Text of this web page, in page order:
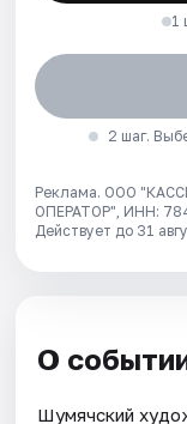
1
2 шаг.
Реклама. ООО
ОПЕРАТОР", ИНН:
Действует до 31
О
Шумячский